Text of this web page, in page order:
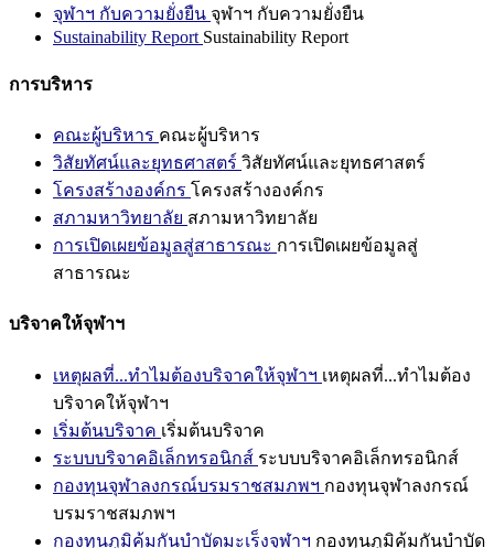
จุฬาฯ กับความยั่งยืน จุฬาฯ กับความยั่งยืน
Sustainability Report Sustainability Report
การบริหาร
คณะผู้บริหาร คณะผู้บริหาร
วิสัยทัศน์และยุทธศาสตร์ วิสัยทัศน์และยุทธศาสตร์
โครงสร้างองค์กร โครงสร้างองค์กร
สภามหาวิทยาลัย สภามหาวิทยาลัย
การเปิดเผยข้อมูลสู่สาธารณะ การเปิดเผยข้อมูลสู่
สาธารณะ
บริจาคให้จุฬาฯ
เหตุผลที่...ทำไมต้องบริจาคให้จุฬาฯ เหตุผลที่...ทำไมต้อง
บริจาคให้จุฬาฯ
เริ่มต้นบริจาค เริ่มต้นบริจาค
ระบบบริจาคอิเล็กทรอนิกส์ ระบบบริจาคอิเล็กทรอนิกส์
กองทุนจุฬาลงกรณ์บรมราชสมภพฯ กองทุนจุฬาลงกรณ์
บรมราชสมภพฯ
กองทุนภูมิคุ้มกันบำบัดมะเร็งจุฬาฯ กองทุนภูมิคุ้มกันบำบัด